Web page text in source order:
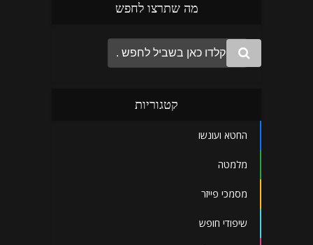
מה שתרצו לחפש
קטגוריות
החטא ועונשו
מלמטה
מסמכי פייזר
שיפודי חופש